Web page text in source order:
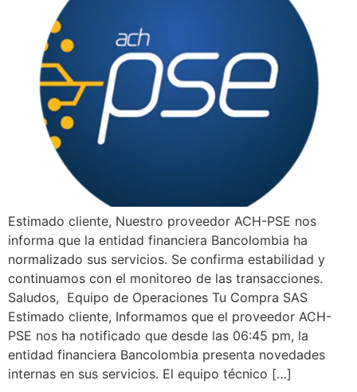
Estimado cliente, Nuestro proveedor ACH-PSE nos
informa que la entidad financiera Bancolombia ha
normalizado sus servicios. Se confirma estabilidad y
continuamos con el monitoreo de las transacciones.
Saludos, Equipo de Operaciones Tu Compra SAS
Estimado cliente, Informamos que el proveedor ACH-
PSE nos ha notificado que desde las 06:45 pm, la
entidad financiera Bancolombia presenta novedades
internas en sus servicios. El equipo técnico […]